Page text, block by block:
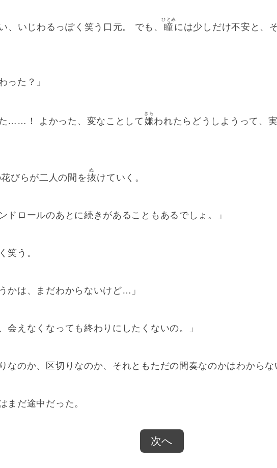
、いじわるっぽく笑う口元。 でも、 瞳
ひとみ
には少しだけ不安と、
った？」
た……！ よかった、変なことして 嫌
きら
われたらどうしようって、
びらが二人の間を抜
ぬ
けていく。
ドロールのあとに続きがあることもあるでしょ。」
笑う。
かは、まだわからないけど…」
会えなくなっても終わりにしたくないの。」
なのか、区切りなのか、それともただの間奏なのかはわからな
まだ途中だった。
次へ